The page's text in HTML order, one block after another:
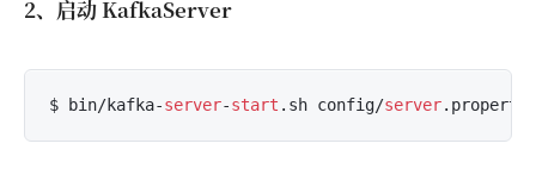
2、启动 KafkaServer
$ bin/kafka-server-start .sh config/server